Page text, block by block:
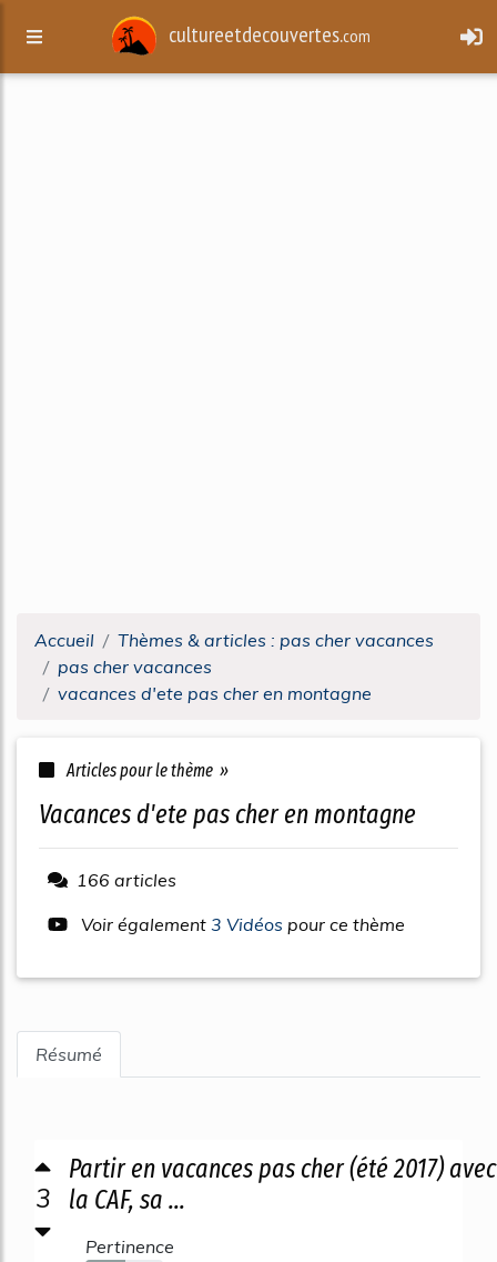
cultureetdecouvertes.com
Accueil
Thèmes & articles : pas cher vacances
pas cher vacances
vacances d'ete pas cher en montagne
Articles pour le thème »
vacances d'ete pas cher en montagne
166 articles
Voir également 3 Vidéos pour ce thème
Résumé
3
Partir en vacances pas cher (été 2017) avec
la CAF, sa ...
Pertinence